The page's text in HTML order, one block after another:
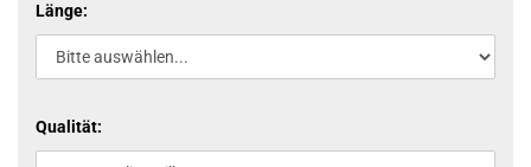
Länge:
Qualität: